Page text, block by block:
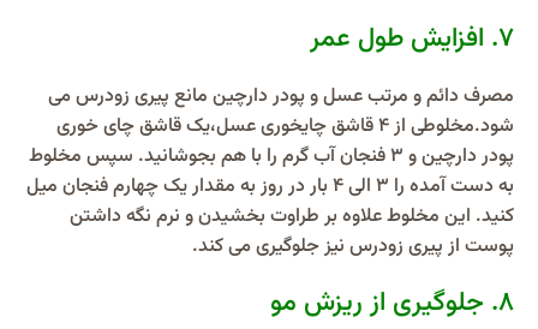
7. افزایش طول عمر
مصرف دائم و مرتب عسل و پودر دارچین مانع پیری زودرس می
شود.مخلوطی از ۴ قاشق چایخوری عسل،یک قاشق چای خوری
پودر دارچین و ٣ فنجان آب گرم را با هم بجوشانید. سپس مخلوط
به دست آمده را ٣ الی ۴ بار در روز به مقدار یک چهارم فنجان میل
کنید. این مخلوط علاوه بر طراوت بخشیدن و نرم نگه داشتن
پوست از پیری زودرس نیز جلوگیری می کند.
8. جلوگیری از ریزش مو